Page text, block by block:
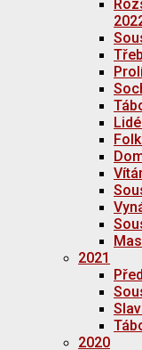
2021
2020